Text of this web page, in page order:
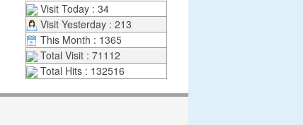
Visit Today : 34
Visit Yesterday : 213
This Month : 1365
Total Visit : 71112
Total Hits : 132516